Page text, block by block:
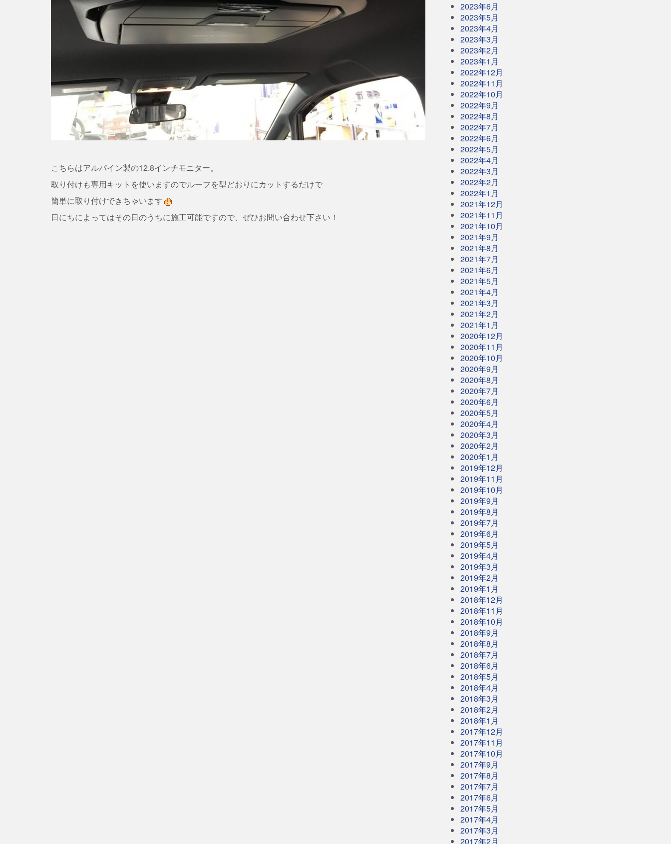
こちらはアルパイン製の12.8インチモニター。
取り付けも専用キットを使いますのでルーフを型どおりにカットするだけで
簡単に取り付けできちゃいます
日にちによってはその日のうちに施工可能ですので、ぜひお問い合わせ下さい！
2023年6月
2023年5月
2023年4月
2023年3月
2023年2月
2023年1月
2022年12月
2022年11月
2022年10月
2022年9月
2022年8月
2022年7月
2022年6月
2022年5月
2022年4月
2022年3月
2022年2月
2022年1月
2021年12月
2021年11月
2021年10月
2021年9月
2021年8月
2021年7月
2021年6月
2021年5月
2021年4月
2021年3月
2021年2月
2021年1月
2020年12月
2020年11月
2020年10月
2020年9月
2020年8月
2020年7月
2020年6月
2020年5月
2020年4月
2020年3月
2020年2月
2020年1月
2019年12月
2019年11月
2019年10月
2019年9月
2019年8月
2019年7月
2019年6月
2019年5月
2019年4月
2019年3月
2019年2月
2019年1月
2018年12月
2018年11月
2018年10月
2018年9月
2018年8月
2018年7月
2018年6月
2018年5月
2018年4月
2018年3月
2018年2月
2018年1月
2017年12月
2017年11月
2017年10月
2017年9月
2017年8月
2017年7月
2017年6月
2017年5月
2017年4月
2017年3月
2017年2月